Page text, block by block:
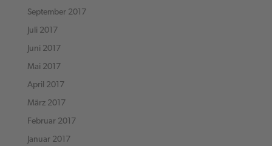
September 2017
Juli 2017
Juni 2017
Mai 2017
April 2017
März 2017
Februar 2017
Januar 2017